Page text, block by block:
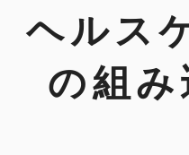
ヘルス
の組